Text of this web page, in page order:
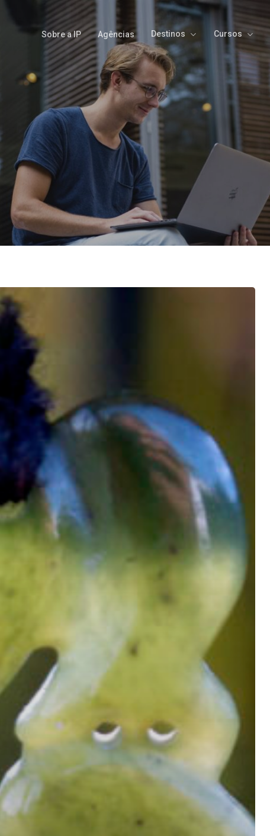
Sobre a IP Agências Destinos Cursos